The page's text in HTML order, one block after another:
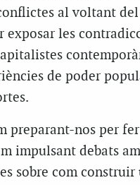
al voltant
exposar les
de poder
preparant-nos per
impulsant debats
sobre com construir